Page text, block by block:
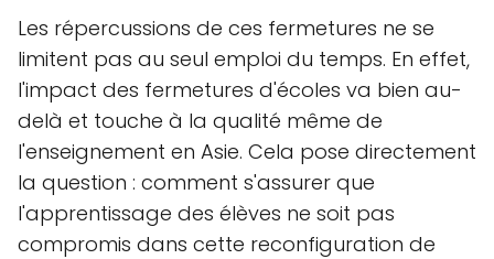
Les répercussions de ces fermetures ne se
limitent pas au seul emploi du temps. En effet,
l'impact des fermetures d'écoles va bien au-
delà et touche à la qualité même de
l'enseignement en Asie. Cela pose directement
la question : comment s'assurer que
l'apprentissage des élèves ne soit pas
compromis dans cette reconfiguration de